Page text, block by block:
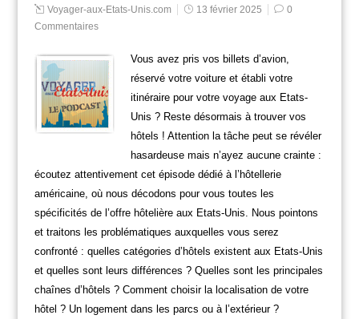
Voyager-aux-Etats-Unis.com 13 février 2025
0
Commentaires
Vous avez pris vos billets d’avion,
réservé votre voiture et établi votre
itinéraire pour votre voyage aux Etats-
Unis ? Reste désormais à trouver vos
hôtels ! Attention la tâche peut se révéler
hasardeuse mais n’ayez aucune crainte :
écoutez attentivement cet épisode dédié à l’hôtellerie
américaine, où nous décodons pour vous toutes les
spécificités de l’offre hôtelière aux Etats-Unis. Nous pointons
et traitons les problématiques auxquelles vous serez
confronté : quelles catégories d’hôtels existent aux Etats-Unis
et quelles sont leurs différences ? Quelles sont les principales
chaînes d’hôtels ? Comment choisir la localisation de votre
hôtel ? Un logement dans les parcs ou à l’extérieur ?